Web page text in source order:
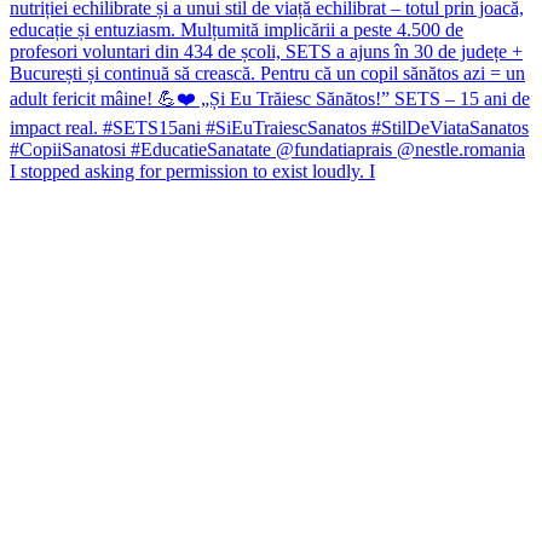
I stopped asking for permission to exist loudly. I